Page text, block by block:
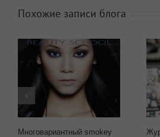
Похожие записи блога
Многовариантный smokey